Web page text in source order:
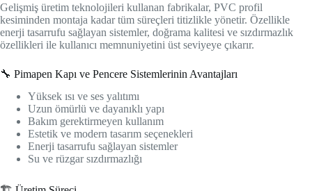
Gelişmiş üretim teknolojileri kullanan fabrikalar, PVC profil
kesiminden montaja kadar tüm süreçleri titizlikle yönetir. Özellikle
enerji tasarrufu sağlayan sistemler, doğrama kalitesi ve sızdırmazlık
özellikleri ile kullanıcı memnuniyetini üst seviyeye çıkarır.
🔧 Pimapen Kapı ve Pencere Sistemlerinin Avantajları
Yüksek ısı ve ses yalıtımı
Uzun ömürlü ve dayanıklı yapı
Bakım gerektirmeyen kullanım
Estetik ve modern tasarım seçenekleri
Enerji tasarrufu sağlayan sistemler
Su ve rüzgar sızdırmazlığı